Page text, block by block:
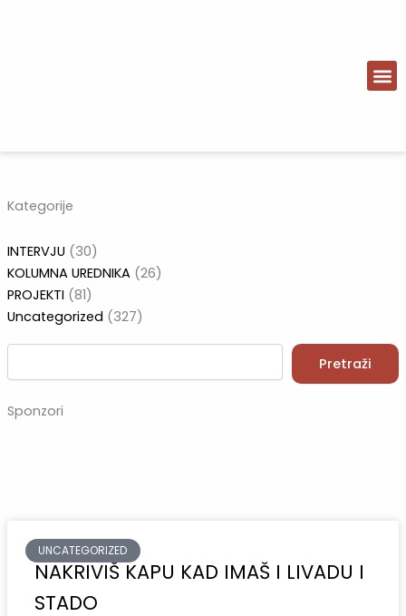
Kategorije
INTERVJU (30)
KOLUMNA UREDNIKA(26)
PROJEKTI(81)
Uncategorized (327)
Pretraži:
Pretraži
Sponzori
UNCATEGORIZED
NAKRIVIŠ KAPU KAD IMAŠ I LIVADU I
STADO